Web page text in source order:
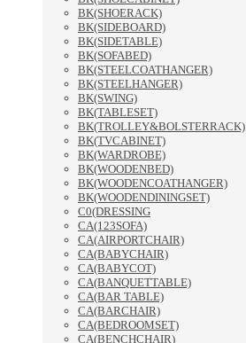
BK(SHOERACK)
BK(SIDEBOARD)
BK(SIDETABLE)
BK(SOFABED)
BK(STEELCOATHANGER)
BK(STEELHANGER)
BK(SWING)
BK(TABLESET)
BK(TROLLEY&BOLSTERRACK)
BK(TVCABINET)
BK(WARDROBE)
BK(WOODENBED)
BK(WOODENCOATHANGER)
BK(WOODENDININGSET)
C0(DRESSING
CA(123SOFA)
CA(AIRPORTCHAIR)
CA(BABYCHAIR)
CA(BABYCOT)
CA(BANQUETTABLE)
CA(BAR TABLE)
CA(BARCHAIR)
CA(BEDROOMSET)
CA(BENCHCHAIR)